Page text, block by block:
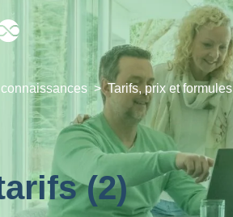
> Tarifs, prix et formules
(2)